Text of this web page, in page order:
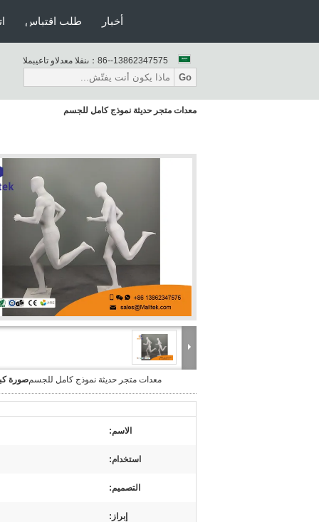
طلب اقتباس أخبار
المبيعات والدعم الفنى： 86--13862347575
Go
معدات متجر حديثة نموذج كامل للجسم
صورةمعدات متجر حديثة نموذج كامل للجسم
الاسم:
استخدام:
التصميم:
إبراز: